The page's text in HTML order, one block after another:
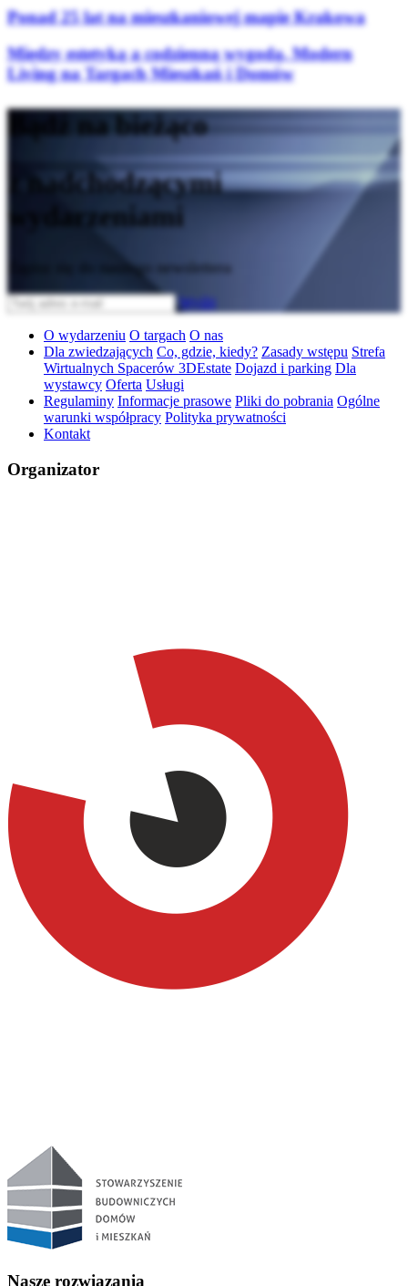
Ponad 25 lat na mieszkaniowej mapie Krakowa
Między estetyką a codzienną wygodą. Modern
Living na Targach Mieszkań i Domów
Bądź na bieżąco
z nadchodzącymi
wydarzeniami
Zapisz się do naszego newslettera
Wyślij
O wydarzeniu O targach O nas
Dla zwiedzających Co, gdzie, kiedy? Zasady wstępu Strefa
Wirtualnych Spacerów 3DEstate Dojazd i parking Dla
wystawcy Oferta Usługi
Regulaminy Informacje prasowe Pliki do pobrania Ogólne
warunki współpracy Polityka prywatności
Kontakt
Organizator
Nasze rozwiązania